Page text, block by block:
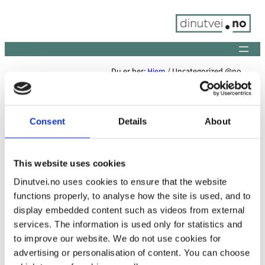
Consent Details About
This website uses cookies
Dinutvei.no uses cookies to ensure that the website
functions properly, to analyse how the site is used, and to
display embedded content such as videos from external
services. The information is used only for statistics and
to improve our website. We do not use cookies for
advertising or personalisation of content. You can choose
Skip
content
Du er her: Hjem / Uncategorized @no
Uncategorized @no